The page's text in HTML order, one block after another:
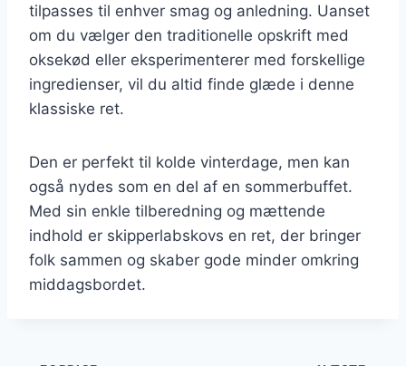
tilpasses til enhver smag og anledning. Uanset
om du vælger den traditionelle opskrift med
oksekød eller eksperimenterer med forskellige
ingredienser, vil du altid finde glæde i denne
klassiske ret.
Den er perfekt til kolde vinterdage, men kan
også nydes som en del af en sommerbuffet.
Med sin enkle tilberedning og mættende
indhold er skipperlabskovs en ret, der bringer
folk sammen og skaber gode minder omkring
middagsbordet.